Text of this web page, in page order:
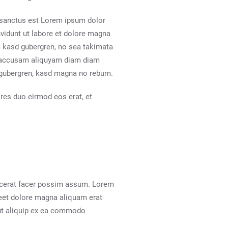
est Lorem ipsum dolor
ut labore et dolore magna
gubergren, no sea takimata
aliquyam diam diam
kasd magna no rebum.
duo eirmod eos erat, et
facer possim assum. Lorem
dolore magna aliquam erat
aliquip ex ea commodo